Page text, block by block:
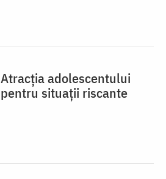
Atracția adolescentului
pentru situații riscante